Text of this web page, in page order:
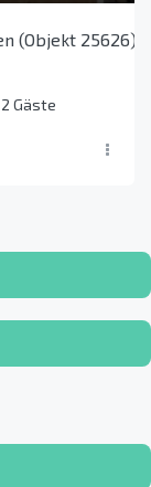
(Objekt 25626)
2 Gäste